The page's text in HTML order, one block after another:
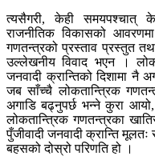
त्यसैगरी, केही समयपश्चात्
राजनीतिक विकासको
गणतन्त्रको प्रस्ताव प्रस्तुत
उल्लेखनीय विवाद भएन ।
जनवादी क्रान्तिको दिशामा नै
जब साँच्चै लोकतान्त्रिक
अगाडि बढ्नुपर्छ भन्ने कुरा
लोकतान्त्रिक गणतन्त्रका
पुँजीवादी जनवादी क्रान्ति
बहसको दोस्रो परिणति हो ।